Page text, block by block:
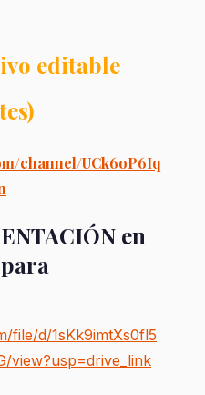
editable
channel/UCk6oP6Iq
en
file/d/1sKk9imtXs0fl5
view?usp=drive_link